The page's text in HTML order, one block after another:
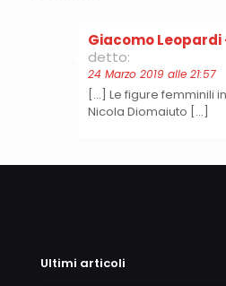
Giacomo
detto:
24 Marzo 2019 alle 21:57
[…] Le figure femminili
Nicola Diomaiuto […]
Ultimi articoli